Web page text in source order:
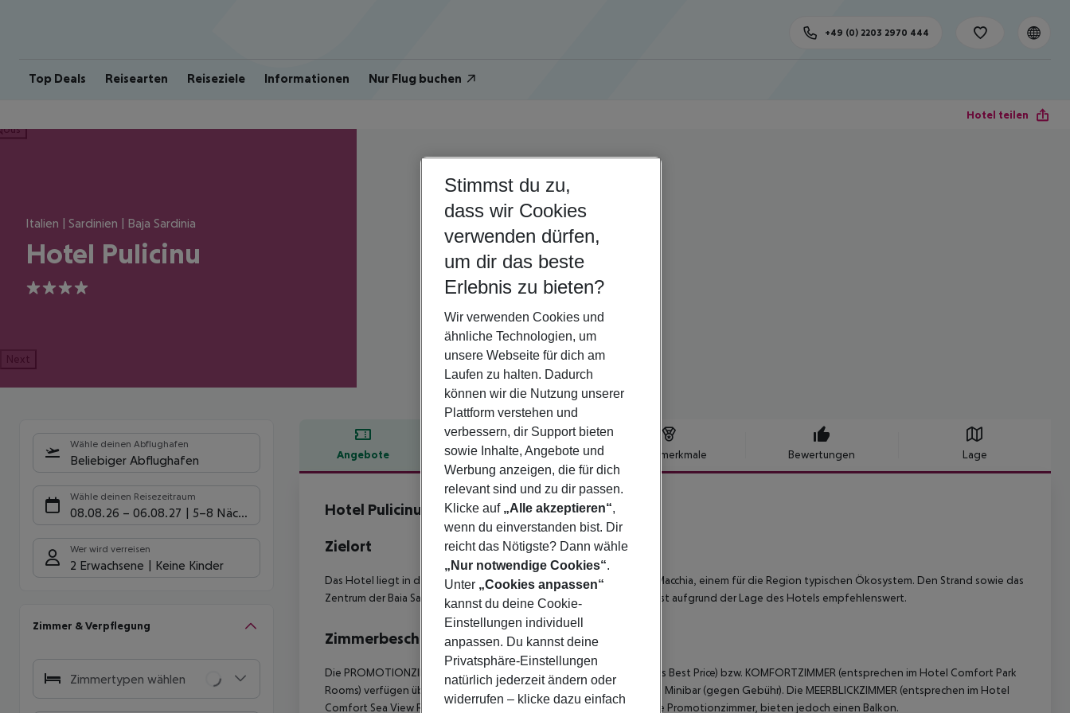
Top Deals Reisearten Reiseziele Informationen Nur Flug buchen
+49 (0) 2203 2970 444
Hotel teilen
Italien | Sardinien | Baja Sardinia
Hotel Pulicinu
4
Next
Wähle deinen Abflughafen
Beliebiger Abflughafen
Wähle deinen Reisezeitraum
08.08.26 – 06.08.27 5-8 Nächte
Wer wird verreisen
2 Erwachsene Keine Kinder
Zimmer & Verpflegung
Zimmertypen wählen
Angebote Hotelbeschreibung Hotelmerkmale Bewertungen Lage
Hotelbeschreibung
Hotel Pulicinu
Zielort
Das Hotel liegt in der Baia Sardinia, eingebettet in die mediterrane Macchia, einem für die Region typischen Ökosystem. Den Strand sowie das
Zentrum der Baia Sardinia erreichen Sie nach ca. 2 km. Ein Mietwagen ist aufgrund der Lage des Hotels empfehlenswert.
Zimmerbeschreibung
Die PROMOTIONZIMMER (entsprechen im Hotel Comfort Park Rooms Best Price) bzw. KOMFORTZIMMER (entsprechen im Hotel Comfort Park
Rooms) verfügen über Bad mit Dusche/WC, Föhn, Telefon, Safe, und Minibar (gegen Gebühr). Die MEERBLICKZIMMER (entsprechen im Hotel
Comfort Sea View Rooms) verfügen über gleiche Ausstattung wie die Promotionzimmer, bieten jedoch einen Balkon.
Stimmst du zu,
dass wir Cookies
verwenden dürfen,
um dir das beste
Erlebnis zu bieten?
Wir verwenden Cookies und
ähnliche Technologien, um
unsere Webseite für dich am
Laufen zu halten. Dadurch
können wir die Nutzung unserer
Plattform verstehen und
verbessern, dir Support bieten
sowie Inhalte, Angebote und
Werbung anzeigen, die für dich
relevant sind und zu dir passen.
Klicke auf „Alle akzeptieren“,
wenn du einverstanden bist. Dir
reicht das Nötigste? Dann wähle
„Nur notwendige Cookies“.
Unter „Cookies anpassen“
kannst du deine Cookie-
Einstellungen individuell
anpassen. Du kannst deine
Privatsphäre-Einstellungen
natürlich jederzeit ändern oder
widerrufen – klicke dazu einfach